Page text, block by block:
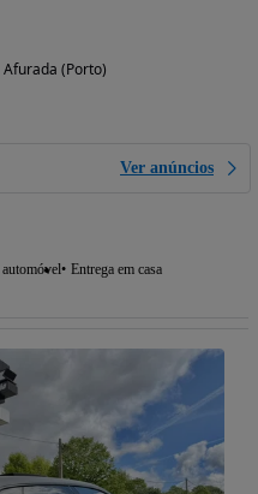
(Porto)
Ver anúncios
Entrega em casa